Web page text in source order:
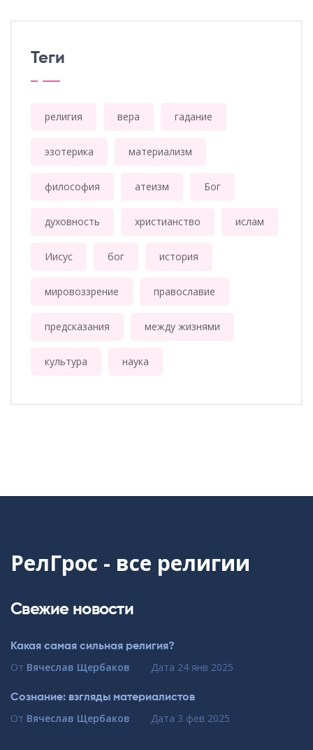
Теги
религия вера гадание
эзотерика материализм
философия атеизм Бог
духовность христианство ислам
Иисус бог история
мировоззрение православие
предсказания между жизнями
культура наука
РелГрос - все религии
Свежие новости
Какая самая сильная религия?
От Вячеслав Щербаков Дата 24 янв 2025
Сознание: взгляды материалистов
От Вячеслав Щербаков Дата 3 фев 2025